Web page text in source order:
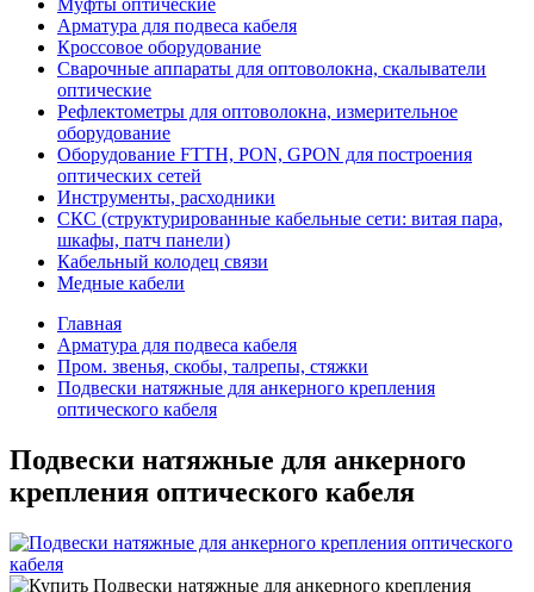
Муфты оптические
Арматура для подвеса кабеля
Кроссовое оборудование
Сварочные аппараты для оптоволокна, скалыватели
оптические
Рефлектометры для оптоволокна, измерительное
оборудование
Оборудование FTTH, PON, GPON для построения
оптических сетей
Инструменты, расходники
СКС (структурированные кабельные сети: ​витая пара,
шкафы, патч панели)
Кабельный колодец связи
Медные кабели
Главная
Арматура для подвеса кабеля
Пром. звенья, скобы, талрепы, стяжки
Подвески натяжные для анкерного крепления
оптического кабеля
Подвески натяжные для анкерного
крепления оптического кабеля